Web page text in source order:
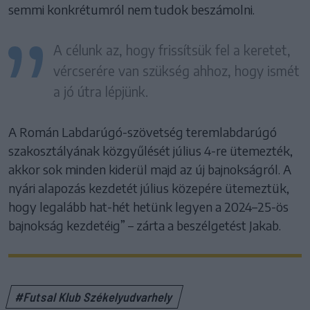
semmi konkrétumról nem tudok beszámolni.
A célunk az, hogy frissítsük fel a keretet,
vércserére van szükség ahhoz, hogy ismét
a jó útra lépjünk.
A Román Labdarúgó-szövetség teremlabdarúgó
szakosztályának közgyűlését július 4-re ütemezték,
akkor sok minden kiderül majd az új bajnokságról. A
nyári alapozás kezdetét július közepére ütemeztük,
hogy legalább hat-hét hetünk legyen a 2024–25-ös
bajnokság kezdetéig” – zárta a beszélgetést Jakab.
#Futsal Klub Székelyudvarhely